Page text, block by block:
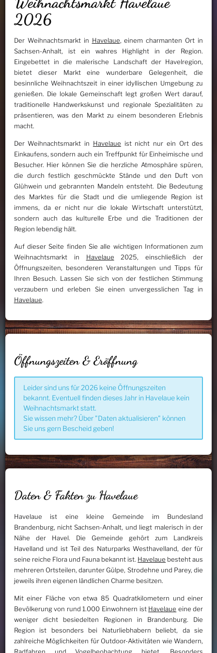
2026
Der Weihnachtsmarkt in Havelaue, einem charmanten Ort in
Sachsen-Anhalt, ist ein wahres Highlight in der Region.
Eingebettet in die malerische Landschaft der Havelregion,
bietet dieser Markt eine wunderbare Gelegenheit, die
besinnliche Weihnachtszeit in einer idyllischen Umgebung zu
genießen. Die lokale Gemeinschaft legt großen Wert darauf,
traditionelle Handwerkskunst und regionale Spezialitäten zu
präsentieren, was den Markt zu einem besonderen Erlebnis
macht.
Der Weihnachtsmarkt in Havelaue ist nicht nur ein Ort des
Einkaufens, sondern auch ein Treffpunkt für Einheimische und
Besucher. Hier können Sie die herzliche Atmosphäre spüren,
die durch festlich geschmückte Stände und den Duft von
Glühwein und gebrannten Mandeln entsteht. Die Bedeutung
des Marktes für die Stadt und die umliegende Region ist
immens, da er nicht nur die lokale Wirtschaft unterstützt,
sondern auch das kulturelle Erbe und die Traditionen der
Region lebendig hält.
Auf dieser Seite finden Sie alle wichtigen Informationen zum
Weihnachtsmarkt in Havelaue 2025, einschließlich der
Öffnungszeiten, besonderen Veranstaltungen und Tipps für
Ihren Besuch. Lassen Sie sich von der festlichen Stimmung
verzaubern und erleben Sie einen unvergesslichen Tag in
Havelaue.
Öffnungszeiten & Eröffnung
Leider sind uns für 2026 keine Öffnungszeiten
bekannt. Eventuell finden dieses Jahr in Havelaue kein
Weihnachtsmarkt statt.
Sie wissen mehr? Über "Daten aktualisieren" können
Sie uns gern Bescheid geben!
Daten & Fakten zu Havelaue
Havelaue ist eine kleine Gemeinde im Bundesland
Brandenburg, nicht Sachsen-Anhalt, und liegt malerisch in der
Nähe der Havel. Die Gemeinde gehört zum Landkreis
Havelland und ist Teil des Naturparks Westhavelland, der für
seine reiche Flora und Fauna bekannt ist. Havelaue besteht aus
mehreren Ortsteilen, darunter Gülpe, Strodehne und Parey, die
jeweils ihren eigenen ländlichen Charme besitzen.
Mit einer Fläche von etwa 85 Quadratkilometern und einer
Bevölkerung von rund 1.000 Einwohnern ist Havelaue eine der
weniger dicht besiedelten Regionen in Brandenburg. Die
Region ist besonders bei Naturliebhabern beliebt, da sie
zahlreiche Möglichkeiten für Outdoor-Aktivitäten wie Wandern,
Radfahren und Vogelbeobachtung bietet. Besonders